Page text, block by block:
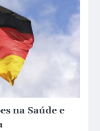
na Saúde e